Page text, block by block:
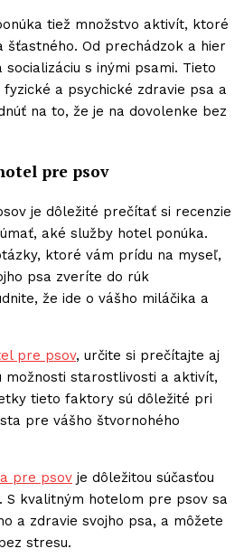
tiež množstvo aktivít, ktoré
šťastného. Od prechádzok a hier
s inými psami. Tieto
a psychické zdravie psa a
na to, že je na dovolenke bez
pre psov
je dôležité prečítať si recenzie
aké služby hotel ponúka.
ktoré vám prídu na myseľ,
psa zveríte do rúk
že ide o vášho miláčika a
pre psov, určite si prečítajte aj
možnosti starostlivosti a aktivít,
tieto faktory sú dôležité pri
pre vášho štvornohého
pre psov je dôležitou súčasťou
S kvalitným hotelom pre psov sa
a zdravie svojho psa, a môžete
stresu.